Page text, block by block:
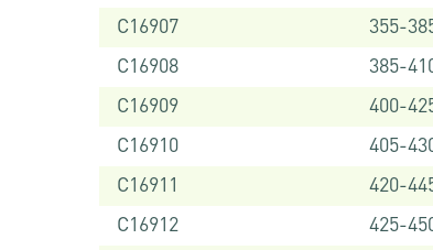
C16907
355-
C16908
385-
C16909
400-
C16910
405-
C16911
420-
C16912
425-